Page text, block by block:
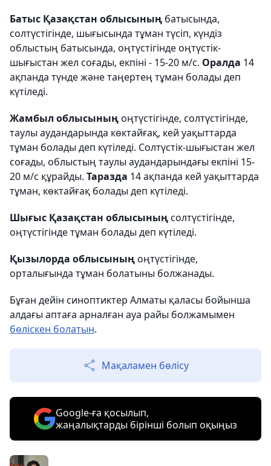
Батыс Қазақстан облысының батысында,
солтүстігінде, шығысында тұман түсіп, күндіз
облыстың батысында, оңтүстігінде оңтүстік-
шығыстан жел соғады, екпіні - 15-20 м/с. Оралда 14
ақпанда түнде және таңертең тұман болады деп
күтіледі.
Жамбыл облысыныңоңтүстігінде, солтүстігінде,
таулы аудандарында көктайғақ, кей уақыттарда
тұман болады деп күтіледі. Солтүстік-шығыстан жел
соғады, облыстың таулы аудандарындағы екпіні 15-
20 м/с құрайды. Таразда 14 ақпанда кей уақыттарда
тұман, көктайғақ болады деп күтіледі.
Шығыс Қазақстан облысыныңсолтүстігінде,
оңтүстігінде тұман болады деп күтіледі.
Қызылорда облысыныңоңтүстігінде,
орталығында тұман болатыны болжанады.
Бұған дейін синоптиктер Алматы қаласы бойынша
алдағы аптаға арналған ауа райы болжамымен
бөліскен болатын.
Мақаламен бөлісу
Google-ға қосылып,
жаңалықтарды бірінші болып оқыңыз